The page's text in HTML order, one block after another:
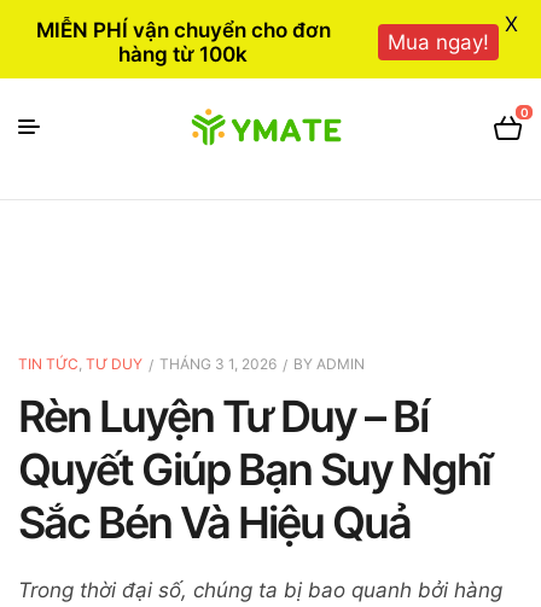
0
TIN TỨC, TƯ DUY THÁNG 3 1, 2026 BY ADMIN
Rèn Luyện Tư Duy – Bí
Quyết Giúp Bạn Suy Nghĩ
Sắc Bén Và Hiệu Quả
Trong thời đại số, chúng ta bị bao quanh bởi hàng
MIỄN PHÍ vận chuyển cho đơn
hàng từ 100k
Mua ngay!
X